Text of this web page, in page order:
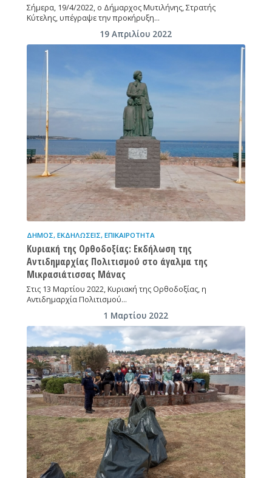
Σήμερα, 19/4/2022, ο Δήμαρχος Μυτιλήνης, Στρατής
Κύτελης, υπέγραψε την προκήρυξη…
19 Απριλίου 2022
ΔΉΜΟΣ, ΕΚΔΗΛΏΣΕΙΣ, ΕΠΙΚΑΙΡΌΤΗΤΑ
Κυριακή της Ορθοδοξίας: Εκδήλωση της
Αντιδημαρχίας Πολιτισμού στο άγαλμα της
Μικρασιάτισσας Μάνας
Στις 13 Μαρτίου 2022, Κυριακή της Ορθοδοξίας, η
Αντιδημαρχία Πολιτισμού…
1 Μαρτίου 2022